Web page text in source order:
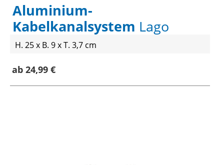
Aluminium-
Kabelkanalsystem Lago
H. 25 x B. 9 x T. 3,7 cm
ab 24,99 €